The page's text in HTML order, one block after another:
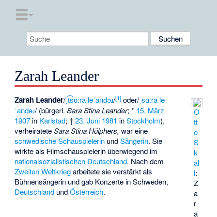
Zarah Leander
O
tt
o
S
k
al
l:
Z
a
r
a
Zarah Leander​/⁠ˌt͡sɑːra leˈandəɹ⁠/​[1] oder​/⁠ˌsɑːra le
ˈandəɹ⁠/​(bürgerl.Sara Stina Leander; * 15. März
1907 in Karlstad; †23. Juni 1981 inStockholm),
verheirateteSara Stina Hülphers, war eine
schwedische Schauspielerin undSängerin. Sie
wirkte als Filmschauspielerin überwiegend im
nationalsozialistischen Deutschland. Nach dem
Zweiten Weltkriegarbeitete sie verstärkt als
Bühnensängerin und gab Konzerte in Schweden,
Deutschland undÖsterreich.